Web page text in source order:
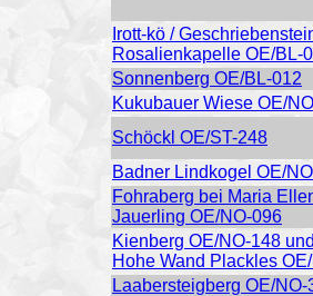
Irott-kö /
Rosalienkapelle OE/BL-
Sonnenberg OE/BL-012
Kukubauer Wiese OE/
Schöckl OE/ST-248
Badner Lindkogel OE/
Fohraberg bei Maria
Jauerling OE/NO-096
Kienberg OE/NO-148 und
Hohe Wand Plackles
Laabersteigberg OE/NO-